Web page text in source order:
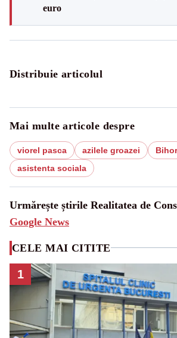
euro
Distribuie articolul
Mai multe articole despre
viorel pasca azilele groazei Bihor
asistenta sociala
Urmărește știrile Realitatea de
Google News
CELE MAI CITITE
1